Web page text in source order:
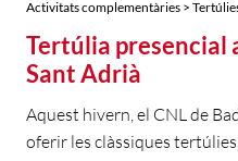
Activitats complementàries >
Tertúlia presencial
Sant Adrià
Aquest hivern, el CNL de
oferir les clàssiques